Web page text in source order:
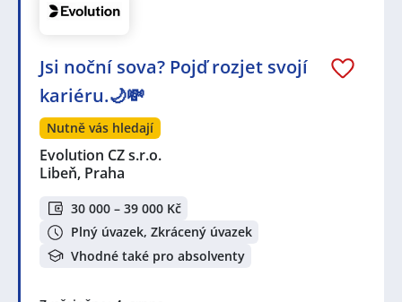
Jsi noční sova? Pojď rozjet svojí
kariéru.🌙💸
Nutně vás hledají
Evolution CZ s.r.o.
Libeň, Praha
30 000 – 39 000 Kč
Plný úvazek, Zkrácený úvazek
Vhodné také pro absolventy